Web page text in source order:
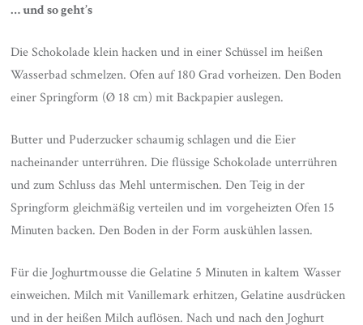
… und so geht’s
Die Schokolade klein hacken und in einer Schüssel im heißen
Wasserbad schmelzen. Ofen auf 180 Grad vorheizen. Den Boden
einer Springform (Ø 18 cm) mit Backpapier auslegen.
Butter und Puderzucker schaumig schlagen und die Eier
nacheinander unterrühren. Die flüssige Schokolade unterrühren
und zum Schluss das Mehl untermischen. Den Teig in der
Springform gleichmäßig verteilen und im vorgeheizten Ofen 15
Minuten backen. Den Boden in der Form auskühlen lassen.
Für die Joghurtmousse die Gelatine 5 Minuten in kaltem Wasser
einweichen. Milch mit Vanillemark erhitzen, Gelatine ausdrücken
und in der heißen Milch auflösen. Nach und nach den Joghurt